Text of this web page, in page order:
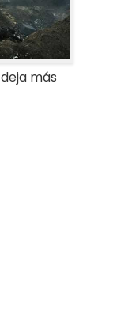
más